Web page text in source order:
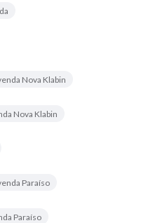
Nova Klabin
Nova Klabin
Paraíso
Paraíso